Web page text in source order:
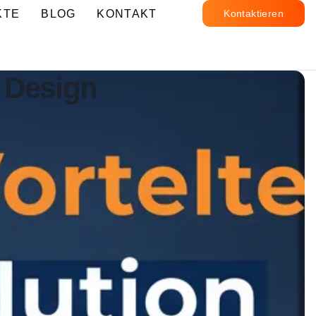
BLOG KONTAKT Kontaktieren